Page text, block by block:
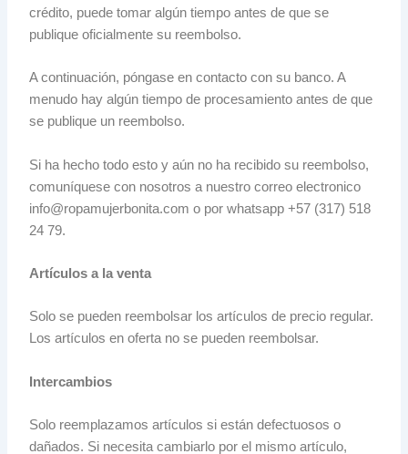
crédito, puede tomar algún tiempo antes de que se
publique oficialmente su reembolso.
A continuación, póngase en contacto con su banco. A
menudo hay algún tiempo de procesamiento antes de que
se publique un reembolso.
Si ha hecho todo esto y aún no ha recibido su reembolso,
comuníquese con nosotros a nuestro correo electronico
info@ropamujerbonita.com o por whatsapp +57 (317) 518
24 79.
Artículos a la venta
Solo se pueden reembolsar los artículos de precio regular.
Los artículos en oferta no se pueden reembolsar.
Intercambios
Solo reemplazamos artículos si están defectuosos o
dañados. Si necesita cambiarlo por el mismo artículo,